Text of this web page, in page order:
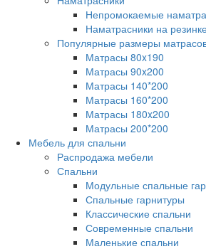
Непромокаемые
Наматрасники на
Популярные размеры
Матрасы 80x190
Матрасы 90x200
Матрасы 140*200
Матрасы 160*200
Матрасы 180x200
Матрасы 200*200
Мебель для спальни
Распродажа мебели
Спальни
Модульные спальные
Спальные гарнитуры
Классические спальни
Современные спальни
Маленькие спальни